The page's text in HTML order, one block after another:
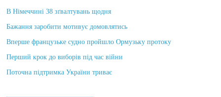
В Німеччині 38 зґвалтувань щодня
Бажання заробити мотивує домовлятись
Вперше французьке судно пройшло Ормузьку протоку
Перший крок до виборів під час війни
Поточна підтримка України триває